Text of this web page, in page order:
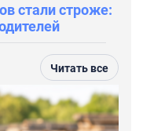
стали строже:
Читать все